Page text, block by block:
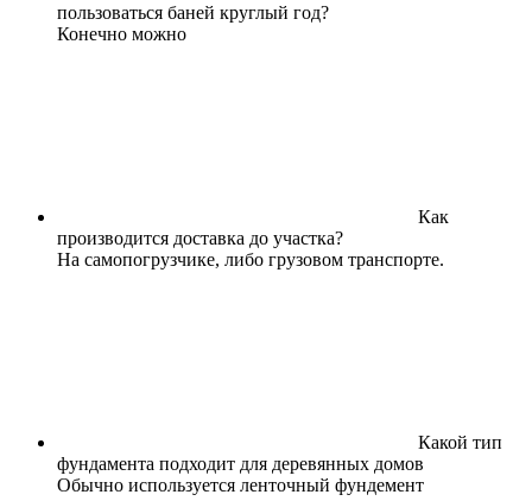
пользоваться баней круглый год?
Конечно можно
Как
производится доставка до участка?
На самопогрузчике, либо грузовом транспорте.
Какой тип
фундамента подходит для деревянных домов
Обычно используется ленточный фундемент